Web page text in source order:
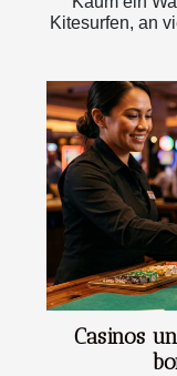
Kitesurfen, an
Casinos